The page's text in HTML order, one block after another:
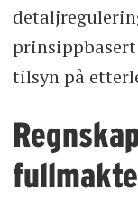
tilsyn på